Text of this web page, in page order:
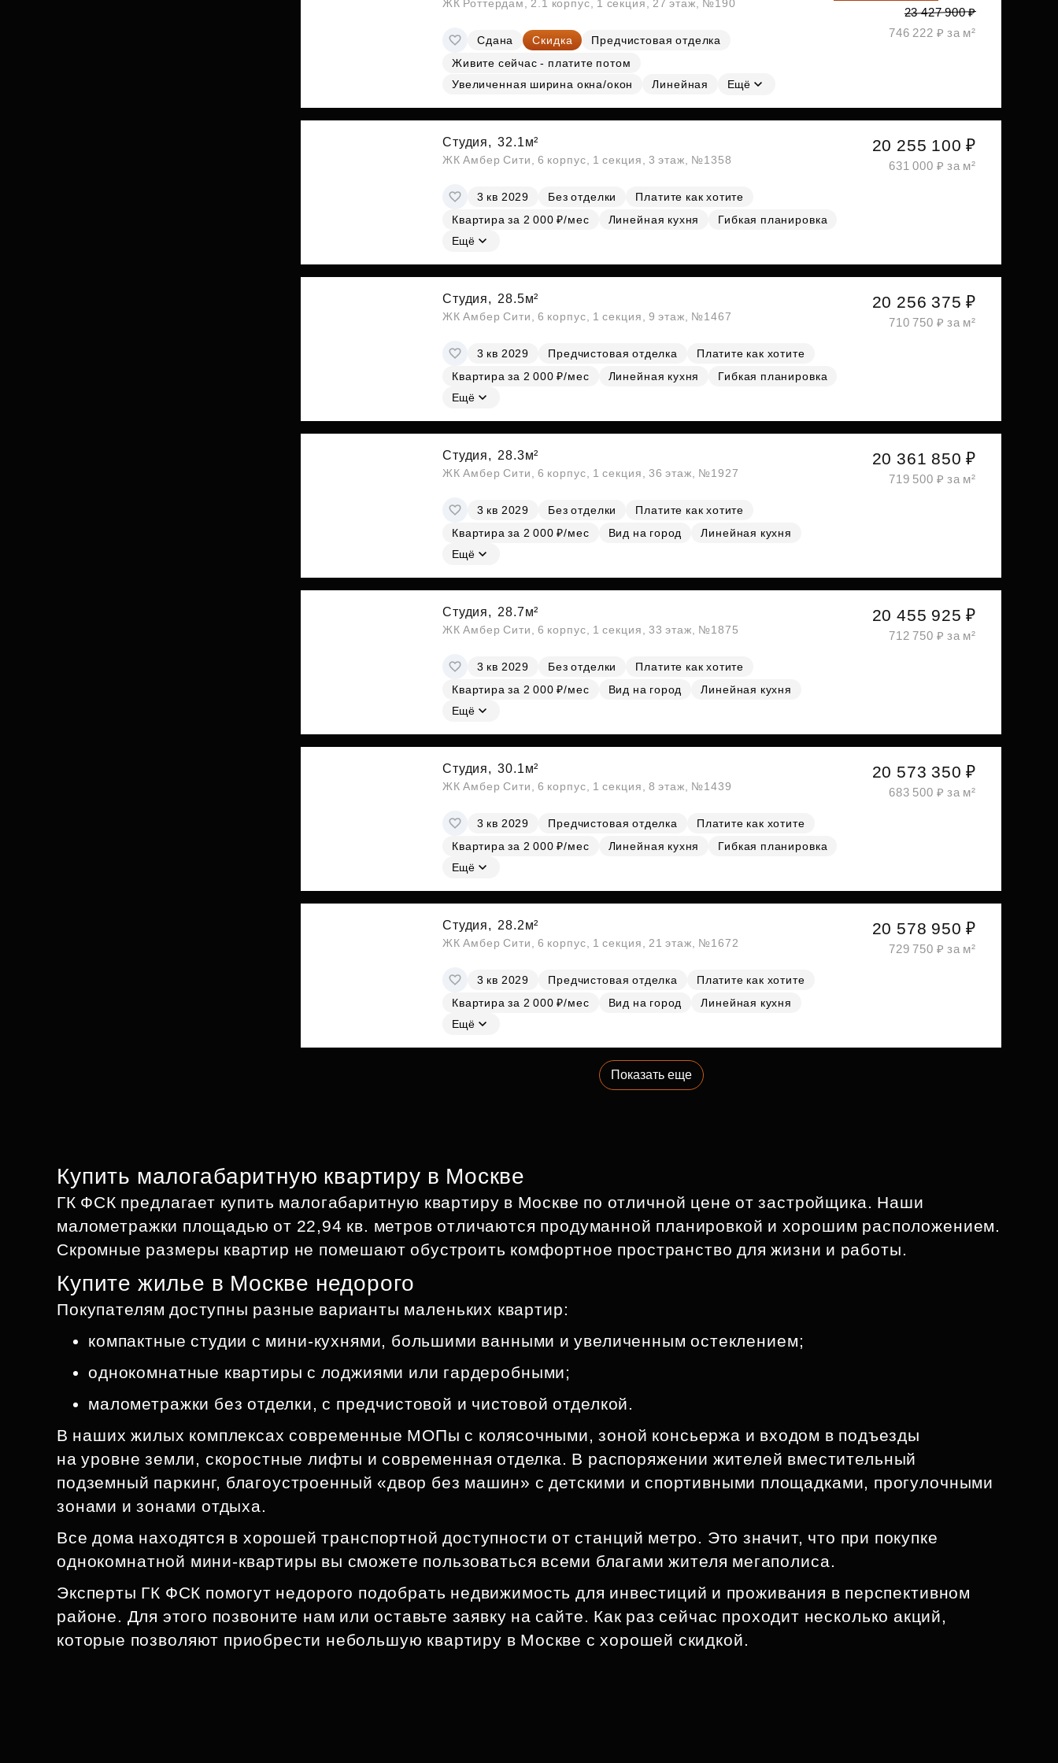
ЖК Роттердам, 2.1 корпус, 1 секция, 27 этаж, №190
Сдана Скидка
Предчистовая отделка
Живите сейчас - платите потом
Увеличенная ширина окна/окон
Линейная Ещё
23 427 900 ₽
746 222 ₽ за м²
Студия, 32.1м²
ЖК Амбер Сити, 6 корпус, 1 секция, 3 этаж, №1358
3 кв 2029 Без отделки
Платите как хотите
Квартира за 2 000 ₽/мес
Линейная кухня
Гибкая планировка
Ещё
20 255 100 ₽
631 000 ₽ за м²
Студия, 28.5м²
ЖК Амбер Сити, 6 корпус, 1 секция, 9 этаж, №1467
3 кв 2029 Предчистовая отделка
Платите как хотите
Квартира за 2 000 ₽/мес
Линейная кухня
Гибкая планировка
Ещё
20 256 375 ₽
710 750 ₽ за м²
Студия, 28.3м²
ЖК Амбер Сити, 6 корпус, 1 секция, 36 этаж, №1927
3 кв 2029 Без отделки
Платите как хотите
Квартира за 2 000 ₽/мес
Вид на город
Линейная кухня
Ещё
20 361 850 ₽
719 500 ₽ за м²
Студия, 28.7м²
ЖК Амбер Сити, 6 корпус, 1 секция, 33 этаж, №1875
3 кв 2029 Без отделки
Платите как хотите
Квартира за 2 000 ₽/мес
Вид на город
Линейная кухня
Ещё
20 455 925 ₽
712 750 ₽ за м²
Студия, 30.1м²
ЖК Амбер Сити, 6 корпус, 1 секция, 8 этаж, №1439
3 кв 2029 Предчистовая отделка
Платите как хотите
Квартира за 2 000 ₽/мес
Линейная кухня
Гибкая планировка
Ещё
20 573 350 ₽
683 500 ₽ за м²
Студия, 28.2м²
ЖК Амбер Сити, 6 корпус, 1 секция, 21 этаж, №1672
3 кв 2029 Предчистовая отделка
Платите как хотите
Квартира за 2 000 ₽/мес
Вид на город
Линейная кухня
Ещё
20 578 950 ₽
729 750 ₽ за м²
Показать еще
Купить малогабаритную квартиру в Москве
ГК ФСК предлагает купить малогабаритную квартиру в Москве по отличной цене от застройщика. Наши
малометражки площадью от 22,94 кв. метров отличаются продуманной планировкой и хорошим расположением.
Скромные размеры квартир не помешают обустроить комфортное пространство для жизни и работы.
Купите жилье в Москве недорого
Покупателям доступны разные варианты маленьких квартир:
компактные студии с мини‑кухнями, большими ванными и увеличенным остеклением;
однокомнатные квартиры с лоджиями или гардеробными;
малометражки без отделки, с предчистовой и чистовой отделкой.
В наших жилых комплексах современные МОПы с колясочными, зоной консьержа и входом в подъезды
на уровне земли, скоростные лифты и современная отделка. В распоряжении жителей вместительный
подземный паркинг, благоустроенный «двор без машин» с детскими и спортивными площадками, прогулочными
зонами и зонами отдыха.
Все дома находятся в хорошей транспортной доступности от станций метро. Это значит, что при покупке
однокомнатной мини‑квартиры вы сможете пользоваться всеми благами жителя мегаполиса.
Эксперты ГК ФСК помогут недорого подобрать недвижимость для инвестиций и проживания в перспективном
районе. Для этого позвоните нам или оставьте заявку на сайте. Как раз сейчас проходит несколько акций,
которые позволяют приобрести небольшую квартиру в Москве с хорошей скидкой.